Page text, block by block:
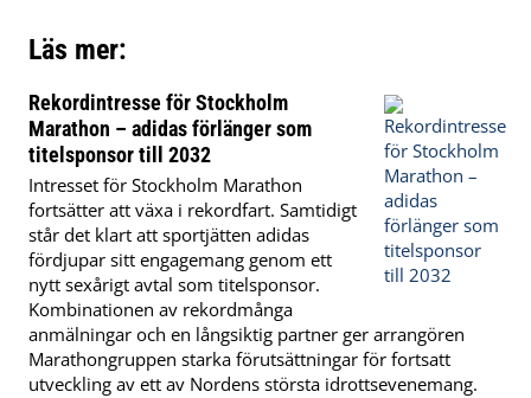
Läs mer:
Rekordintresse för Stockholm
Marathon – adidas förlänger som
titelsponsor till 2032
Intresset för Stockholm Marathon
fortsätter att växa i rekordfart. Samtidigt
står det klart att sportjätten adidas
fördjupar sitt engagemang genom ett
nytt sexårigt avtal som titelsponsor.
Kombinationen av rekordmånga
anmälningar och en långsiktig partner ger arrangören
Marathongruppen starka förutsättningar för fortsatt
utveckling av ett av Nordens största idrottsevenemang.